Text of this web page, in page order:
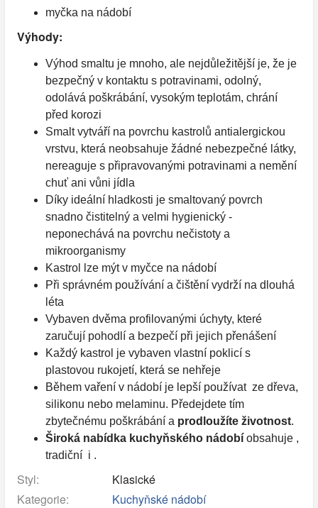
myčka na nádobí
Výhody:
Výhod smaltu je mnoho, ale nejdůležitější je, že je
bezpečný v kontaktu s potravinami, odolný,
odolává poškrábání, vysokým teplotám, chrání
před korozi
Smalt vytváří na povrchu kastrolů antialergickou
vrstvu, která neobsahuje žádné nebezpečné látky,
nereaguje s připravovanými potravinami a nemění
chuť ani vůni jídla
Díky ideální hladkosti je smaltovaný povrch
snadno čistitelný a velmi hygienický -
neponechává na povrchu nečistoty a
mikroorganismy
Kastrol lze mýt v myčce na nádobí
Při správném používání a čištění vydrží na dlouhá
léta
Vybaven dvěma profilovanými úchyty, které
zaručují pohodlí a bezpečí při jejich přenášení
Každý kastrol je vybaven vlastní poklicí s
plastovou rukojetí, která se nehřeje
Během vaření v nádobí je lepší používat ze dřeva,
silikonu nebo melaminu. Předejdete tím
zbytečnému poškrábání a prodloužíte životnost.
Široká nabídka kuchyňského nádobíobsahuje ,
tradiční i .
Styl:
Klasické
Kategorie:
Kuchyňské nádobí